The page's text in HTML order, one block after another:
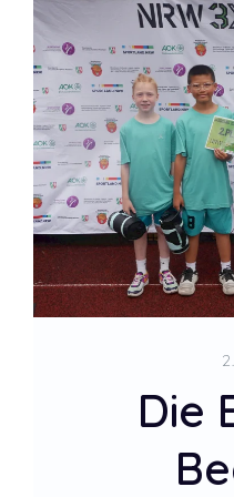
Die